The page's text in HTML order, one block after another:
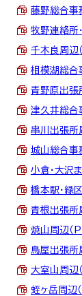
藤野総合事
牧野連絡所
千木良周辺
相模湖総合
青野原出張
津久井総合
串川出張所
城山総合事
小倉・大沢
橋本駅・緑
青根出張所
焼山周辺（
鳥屋出張所
大室山周辺
蛭ヶ岳周辺